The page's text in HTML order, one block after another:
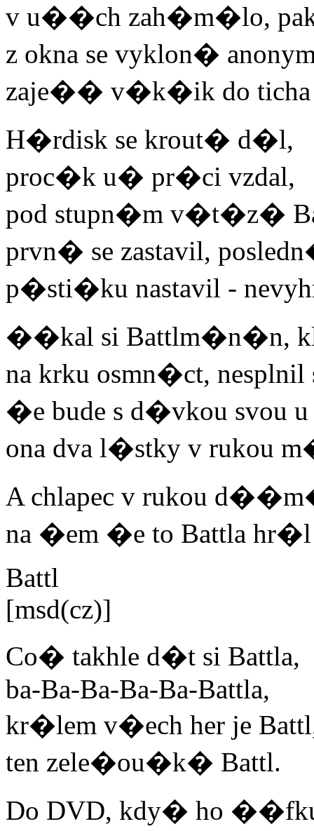
v u��ch zah�m�lo,
z okna se vyklon�
zaje�� v�k�ik do ticha
H�rdisk se krout� d�l,
proc�k u� pr�ci vzdal,
pod stupn�m v�t�z�
prvn� se zastavil,
p�sti�ku nastavil -
��kal si Battlm�n�n,
na krku osmn�ct, nesplnil
�e bude s d�vkou svou u
ona dva l�stky v rukou
A chlapec v rukou
na �em �e to Battla
Battl
[msd(cz)]
Co� takhle d�t si Battla,
ba-Ba-Ba-Ba-Ba-Battla,
kr�lem v�ech her je
ten zele�ou�k� Battl.
Do DVD, kdy� ho